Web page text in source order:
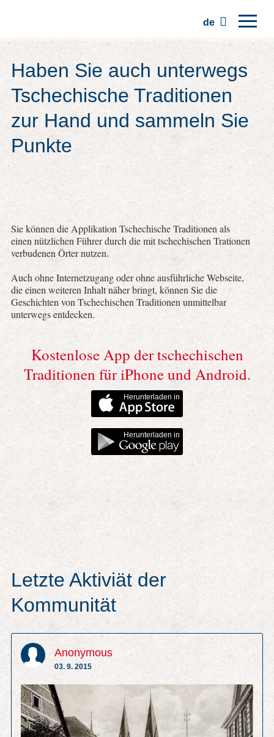
de
Regionen
Traditionen
Ausflüge
Kommunität
Haben Sie auch unterwegs
Tschechische Traditionen
zur Hand und sammeln Sie
Punkte
Sie können die Applikation Tschechische Traditionen als
einen nützlichen Führer durch die mit tschechischen Trationen
verbudenen Örter nutzen.
Auch ohne Internetzugang oder ohne ausführliche Webseite,
die einen weiteren Inhalt näher bringt, können Sie die
Geschichten von Tschechischen Traditionen unmittelbar
unterwegs entdecken.
Kostenlose App der tschechischen
Traditionen für iPhone und Android.
Herunterladen in
Herunterladen in
Letzte Aktiviät der
Kommunität
Anonymous
03. 9. 2015